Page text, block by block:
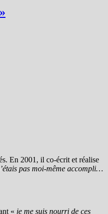
En 2001, il co-écrit et réalise
pas moi-même accompli…
« je me suis nourri de ces